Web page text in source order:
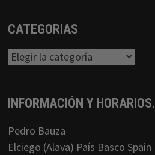
CATEGORIAS
Categorias
INFORMACIÓN Y HORARIOS.
Pedro Bauza
Elciego (Alava) País Basco Spain